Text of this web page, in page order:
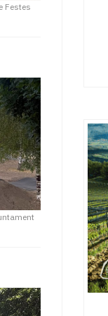
Festes